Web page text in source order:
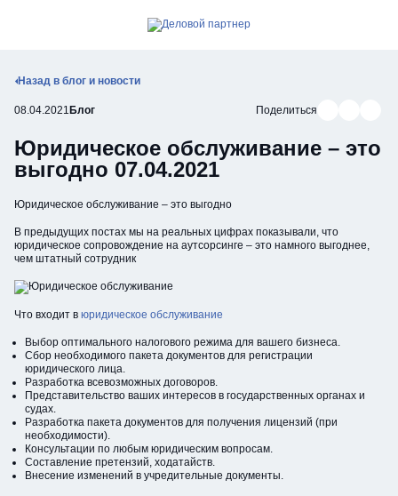
Открыть мобильное меню
Назад в блог и новости
08.04.2021 Блог Поделиться
Юридическое обслуживание – это
выгодно 07.04.2021
Юридическое обслуживание – это выгодно
В предыдущих постах мы на реальных цифрах показывали, что
юридическое сопровождение на аутсорсинге – это намного выгоднее,
чем штатный сотрудник
Что входит в юридическое обслуживание
Выбор оптимального налогового режима для вашего бизнеса.
Сбор необходимого пакета документов для регистрации
юридического лица.
Разработка всевозможных договоров.
Представительство ваших интересов в государственных органах и
судах.
Разработка пакета документов для получения лицензий (при
необходимости).
Консультации по любым юридическим вопросам.
Составление претензий, ходатайств.
Внесение изменений в учредительные документы.